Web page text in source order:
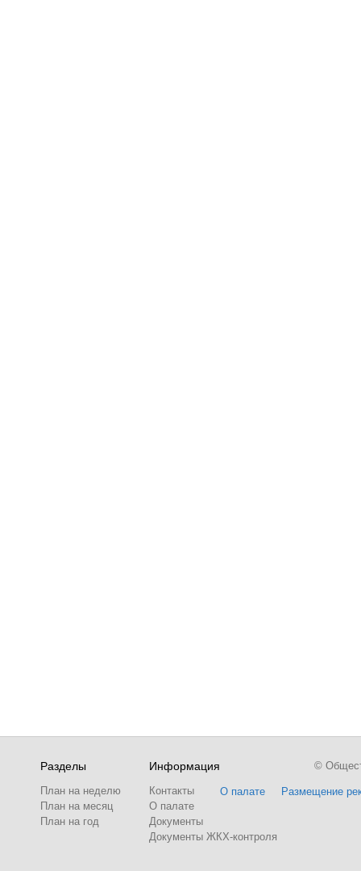
Разделы
План на неделю
План на месяц
План на год
Информация
Контакты
О палате
Документы
Документы ЖКХ-контроля
О палате Размещение
©